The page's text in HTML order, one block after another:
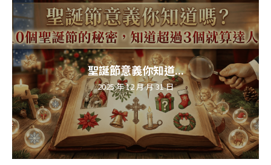
聖誕節意義你知道...
2025 年 12 月 月 31 日